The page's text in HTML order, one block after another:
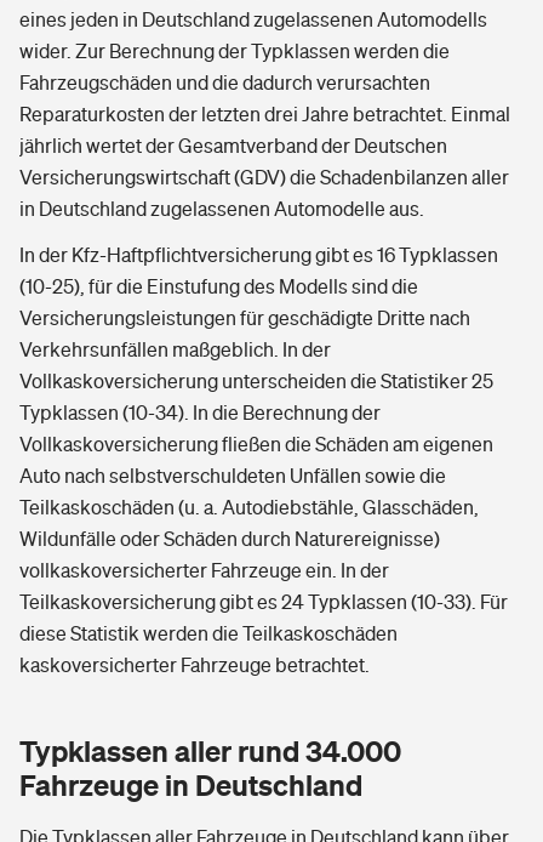
eines jeden in Deutschland zugelassenen Automodells
wider. Zur Berechnung der Typklassen werden die
Fahrzeugschäden und die dadurch verursachten
Reparaturkosten der letzten drei Jahre betrachtet. Einmal
jährlich wertet der Gesamtverband der Deutschen
Versicherungswirtschaft (GDV) die Schadenbilanzen aller
in Deutschland zugelassenen Automodelle aus.
In der Kfz-Haftpflichtversicherung gibt es 16 Typklassen
(10-25), für die Einstufung des Modells sind die
Versicherungsleistungen für geschädigte Dritte nach
Verkehrsunfällen maßgeblich. In der
Vollkaskoversicherung unterscheiden die Statistiker 25
Typklassen (10-34). In die Berechnung der
Vollkaskoversicherung fließen die Schäden am eigenen
Auto nach selbstverschuldeten Unfällen sowie die
Teilkaskoschäden (u. a. Autodiebstähle, Glasschäden,
Wildunfälle oder Schäden durch Naturereignisse)
vollkaskoversicherter Fahrzeuge ein. In der
Teilkaskoversicherung gibt es 24 Typklassen (10-33). Für
diese Statistik werden die Teilkaskoschäden
kaskoversicherter Fahrzeuge betrachtet.
Typklassen aller rund 34.000
Fahrzeuge in Deutschland
Die Typklassen aller Fahrzeuge in Deutschland kann über